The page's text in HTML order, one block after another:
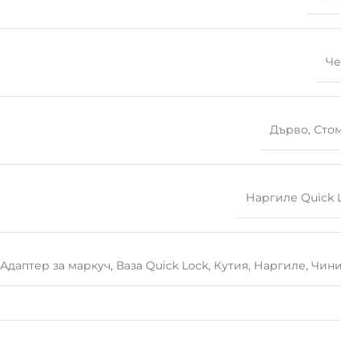
Дърво,
Наргиле Quick
Адаптер за маркуч, Ваза Quick Lock, Кутия, Наргиле,